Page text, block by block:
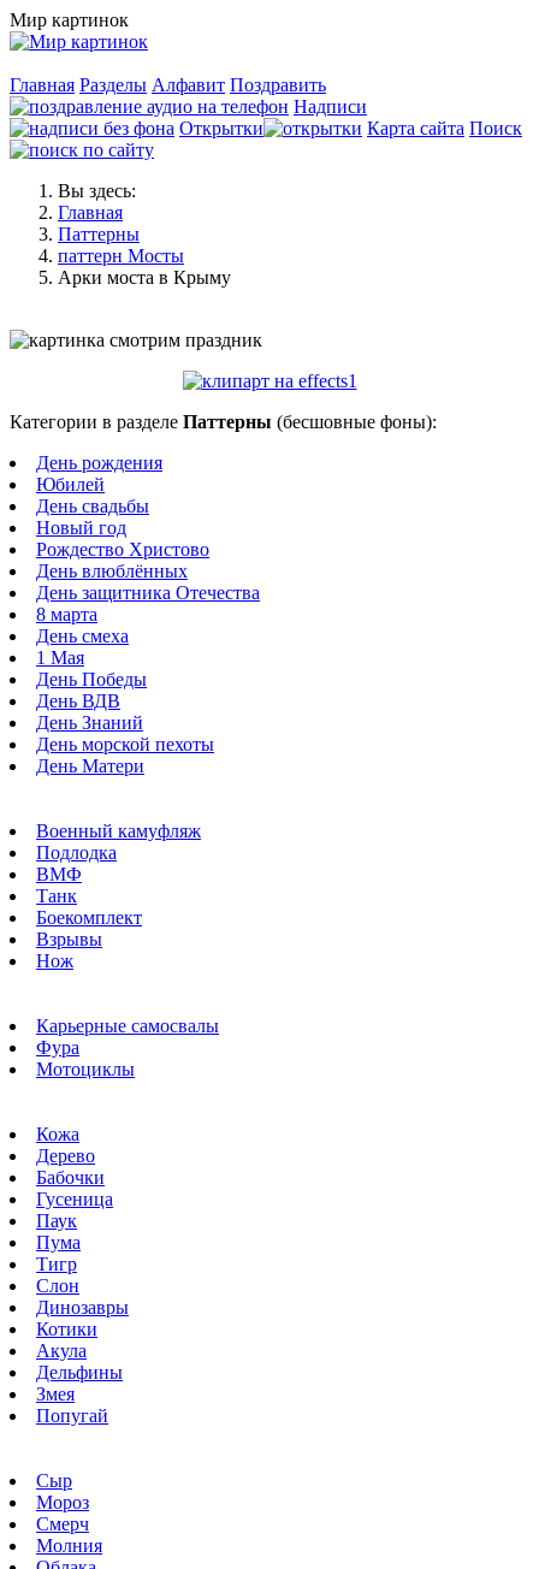
Мир картинок
Главная Разделы Алфавит Поздравить
Надписи
Открытки
Карта сайта Поиск
Вы здесь:
Главная
Паттерны
паттерн Мосты
Арки моста в Крыму
Категории в разделе Паттерны (бесшовные фоны):
День рождения
Юбилей
День свадьбы
Новый год
Рождество Христово
День влюблённых
День защитника Отечества
8 марта
День смеха
1 Мая
День Победы
День ВДВ
День Знаний
День морской пехоты
День Матери
Военный камуфляж
Подлодка
ВМФ
Танк
Боекомплект
Взрывы
Нож
Карьерные самосвалы
Фура
Мотоциклы
Кожа
Дерево
Бабочки
Гусеница
Паук
Пума
Тигр
Слон
Динозавры
Котики
Акула
Дельфины
Змея
Попугай
Сыр
Мороз
Смерч
Молния